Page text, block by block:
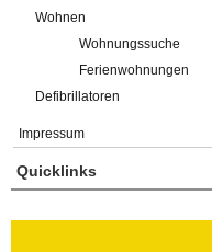
Wohnen
Wohnungssuche
Ferienwohnungen
Defibrillatoren
Impressum
Quicklinks